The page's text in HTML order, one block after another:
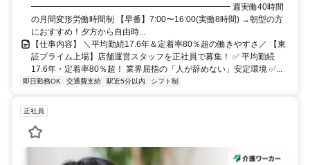
━━━━━━━━━━━━━━━━━━━━━━━━ 週実働40時間
の月間変形労働時間制 【早番】7:00〜16:00(実働8時間) →朝型の方
におすすめ！夕方から自由時...
【仕事内容】 ＼平均勤続17.6年＆定着率80％超の働きやすさ／ 【東
証プライム上場】店舗運営スタッフを正社員で募集！ ✅ 平均勤続
17.6年・定着率80％超！ 業界屈指の「人が辞めない」安定環境 ✅...
即日勤務OK 交通費支給 駅近5分以内 シフト制
正社員